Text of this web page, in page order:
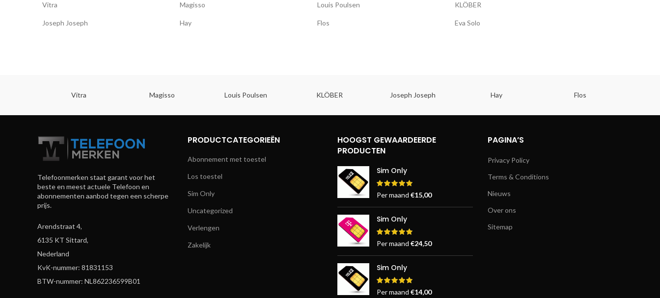
Vitra Magisso Louis Poulsen KLÖBER
Joseph Joseph Hay Flos Eva Solo
Vitra Magisso Louis Poulsen KLÖBER Joseph Joseph Hay Flos
Telefoonmerken staat garant voor het
beste en meest actuele Telefoon en
abonnementen aanbod tegen een scherpe
prijs.
Arendstraat 4,
6135 KT Sittard,
Nederland
KvK-nummer: 81831153
BTW-nummer: NL862236599B01
PRODUCTCATEGORIEËN
Abonnement met toestel
Los toestel
Sim Only
Uncategorized
Verlengen
Zakelijk
HOOGST GEWAARDEERDE
PRODUCTEN
Sim Only
Per maand €15,00
Sim Only
Per maand €24,50
Sim Only
Per maand €14,00
PAGINA’S
Privacy Policy
Terms & Conditions
Nieuws
Over ons
Sitemap